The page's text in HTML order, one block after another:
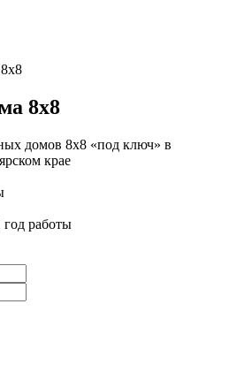
8х8
домов 8х8 «под ключ» в
крае
год работы